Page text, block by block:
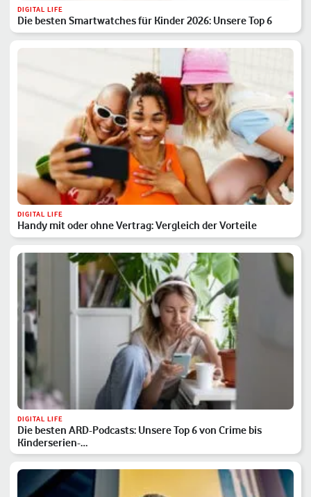
DIGITAL LIFE
Die besten Smartwatches für Kinder 2026: Unsere Top 6
DIGITAL LIFE
Handy mit oder ohne Vertrag: Vergleich der Vorteile
DIGITAL LIFE
Die besten ARD-Podcasts: Unsere Top 6 von Crime bis
Kinderserien-…